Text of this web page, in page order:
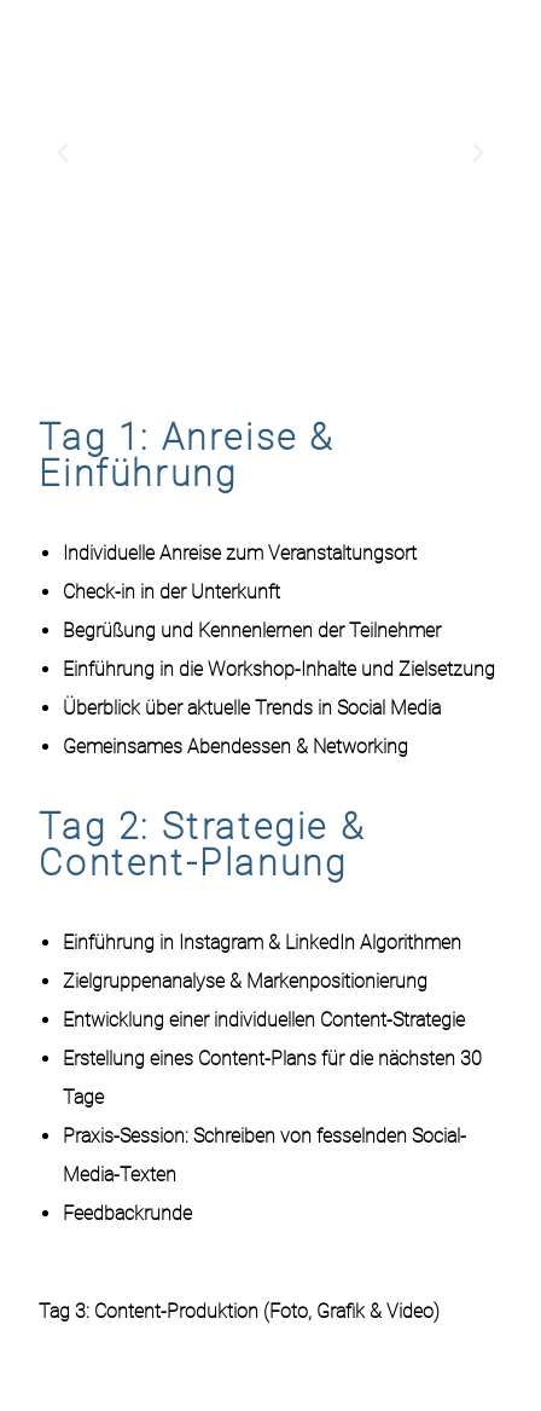
Tag 1: Anreise &
Einführung
Individuelle Anreise zum Veranstaltungsort
Check-in in der Unterkunft
Begrüßung und Kennenlernen der Teilnehmer
Einführung in die Workshop-Inhalte und Zielsetzung
Überblick über aktuelle Trends in Social Media
Gemeinsames Abendessen & Networking
Tag 2: Strategie &
Content-Planung
Einführung in Instagram & LinkedIn Algorithmen
Zielgruppenanalyse & Markenpositionierung
Entwicklung einer individuellen Content-Strategie
Erstellung eines Content-Plans für die nächsten 30
Tage
Praxis-Session: Schreiben von fesselnden Social-
Media-Texten
Feedbackrunde
Tag 3: Content-Produktion (Foto, Grafik & Video)